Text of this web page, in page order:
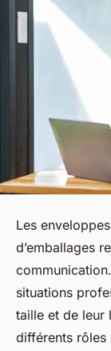
Les
d’emballages
situations
taille et de leur
différents rôles